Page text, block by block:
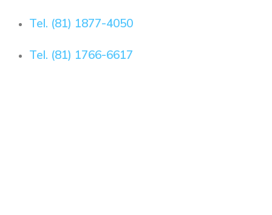
Tel. (81) 1877-4050
Tel. (81) 1766-6617